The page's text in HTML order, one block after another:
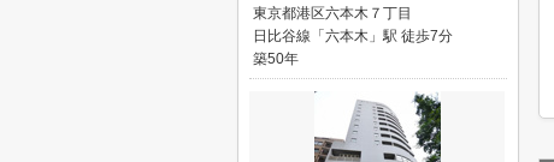
東京都港区六本木７丁目
日比谷線「六本木」駅 徒歩7分
築50年